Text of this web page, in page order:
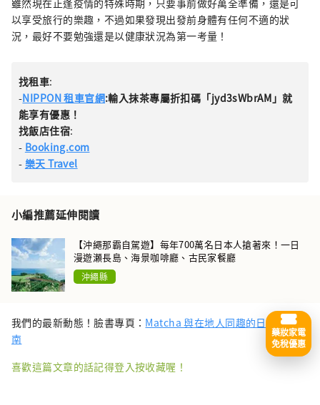
雖然現在正逢疫情的特殊時期，只要事前做好萬全準備，還是可
以享受旅行的樂趣，不過如果發現出發前身體有任何不適的狀
況，最好不要勉強還是以健康狀況為第一考量！
找租車:
-NIPPON 租車官網:輸入抹茶專屬折扣碼「jyd3sWbrAM」就
能享有優惠！
找飯店住宿:
- Booking.com
- 樂天 Travel
小編推薦延伸閱讀
【沖繩那霸自駕遊】每年700萬名日本人搶著來！一日
漫遊瀬長島、海景咖啡廳、古民家餐廳
沖繩縣
我們的最新動態！臉書專頁： Matcha 與在地人同趣的日本旅遊指
南
喜歡這篇文章的話記得登入按收藏喔！
藥妝家電
免稅優惠